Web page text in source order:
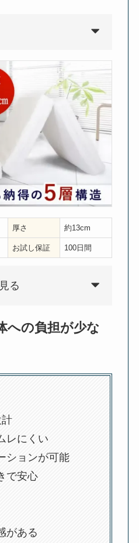
厚さ 約13cm
お試し保証 100日間
る
への負担が少な
計
レにくい
ションが可能
で安心
がある